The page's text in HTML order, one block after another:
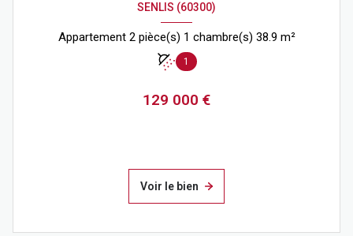
SENLIS (60300)
Appartement 2 pièce(s) 1 chambre(s) 38.9 m²
1
129 000 €
Voir le bien